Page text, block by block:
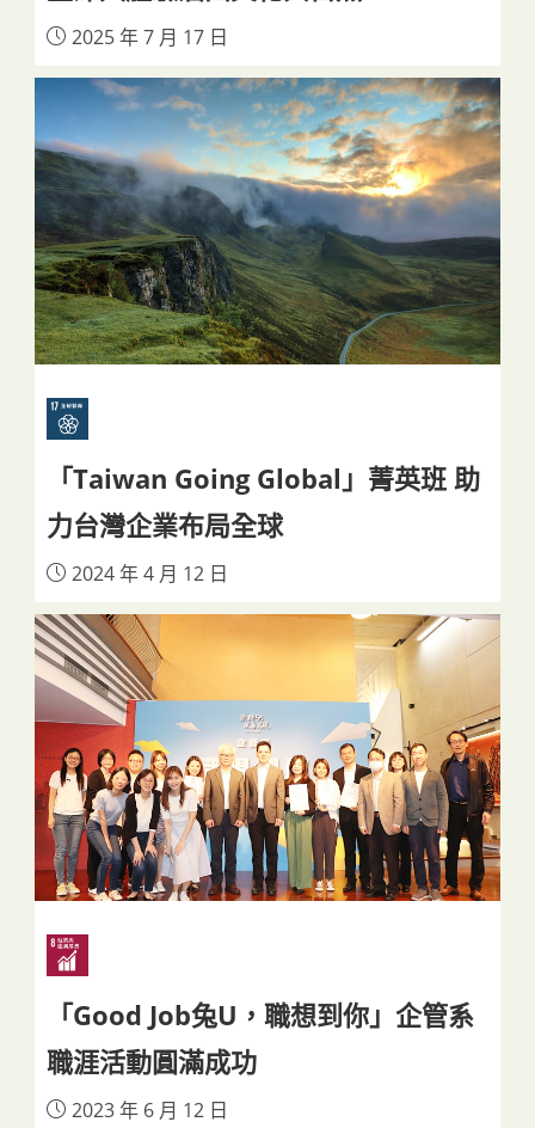
2025 年 7 月 17 日
「Taiwan Going Global」菁英班 助
力台灣企業布局全球
2024 年 4 月 12 日
「Good Job兔U，職想到你」企管系
職涯活動圓滿成功
2023 年 6 月 12 日